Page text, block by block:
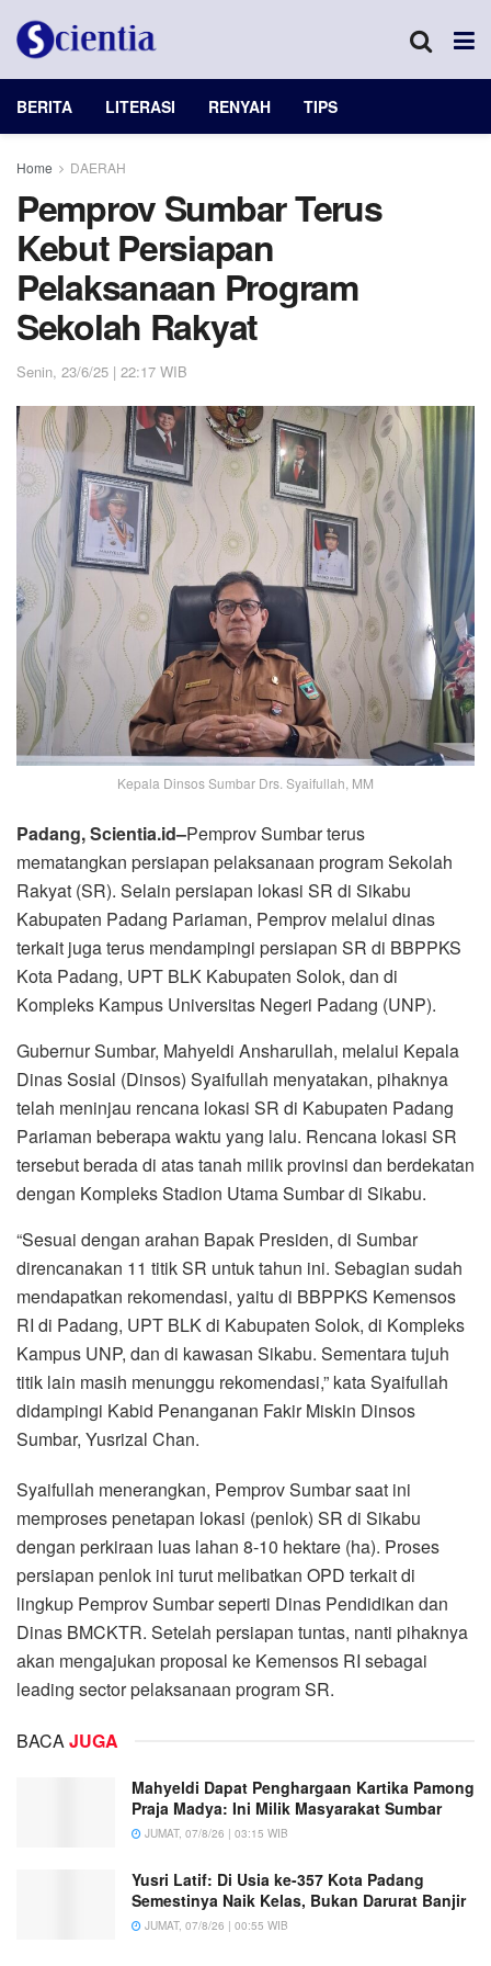
BERITA LITERASI RENYAH TIPS
Home DAERAH
Pemprov Sumbar Terus
Kebut Persiapan
Pelaksanaan Program
Sekolah Rakyat
Senin, 23/6/25 | 22:17 WIB
Kepala Dinsos Sumbar Drs. Syaifullah, MM
Padang, Scientia.id–Pemprov Sumbar terus
mematangkan persiapan pelaksanaan program Sekolah
Rakyat (SR). Selain persiapan lokasi SR di Sikabu
Kabupaten Padang Pariaman, Pemprov melalui dinas
terkait juga terus mendampingi persiapan SR di BBPPKS
Kota Padang, UPT BLK Kabupaten Solok, dan di
Kompleks Kampus Universitas Negeri Padang (UNP).
Gubernur Sumbar, Mahyeldi Ansharullah, melalui Kepala
Dinas Sosial (Dinsos) Syaifullah menyatakan, pihaknya
telah meninjau rencana lokasi SR di Kabupaten Padang
Pariaman beberapa waktu yang lalu. Rencana lokasi SR
tersebut berada di atas tanah milik provinsi dan berdekatan
dengan Kompleks Stadion Utama Sumbar di Sikabu.
“Sesuai dengan arahan Bapak Presiden, di Sumbar
direncanakan 11 titik SR untuk tahun ini. Sebagian sudah
mendapatkan rekomendasi, yaitu di BBPPKS Kemensos
RI di Padang, UPT BLK di Kabupaten Solok, di Kompleks
Kampus UNP, dan di kawasan Sikabu. Sementara tujuh
titik lain masih menunggu rekomendasi,” kata Syaifullah
didampingi Kabid Penanganan Fakir Miskin Dinsos
Sumbar, Yusrizal Chan.
Syaifullah menerangkan, Pemprov Sumbar saat ini
memproses penetapan lokasi (penlok) SR di Sikabu
dengan perkiraan luas lahan 8-10 hektare (ha). Proses
persiapan penlok ini turut melibatkan OPD terkait di
lingkup Pemprov Sumbar seperti Dinas Pendidikan dan
Dinas BMCKTR. Setelah persiapan tuntas, nanti pihaknya
akan mengajukan proposal ke Kemensos RI sebagai
leading sector pelaksanaan program SR.
BACA JUGA
Mahyeldi Dapat Penghargaan Kartika Pamong
Praja Madya: Ini Milik Masyarakat Sumbar
JUMAT, 07/8/26 | 03:15 WIB
Yusri Latif: Di Usia ke-357 Kota Padang
Semestinya Naik Kelas, Bukan Darurat Banjir
JUMAT, 07/8/26 | 00:55 WIB